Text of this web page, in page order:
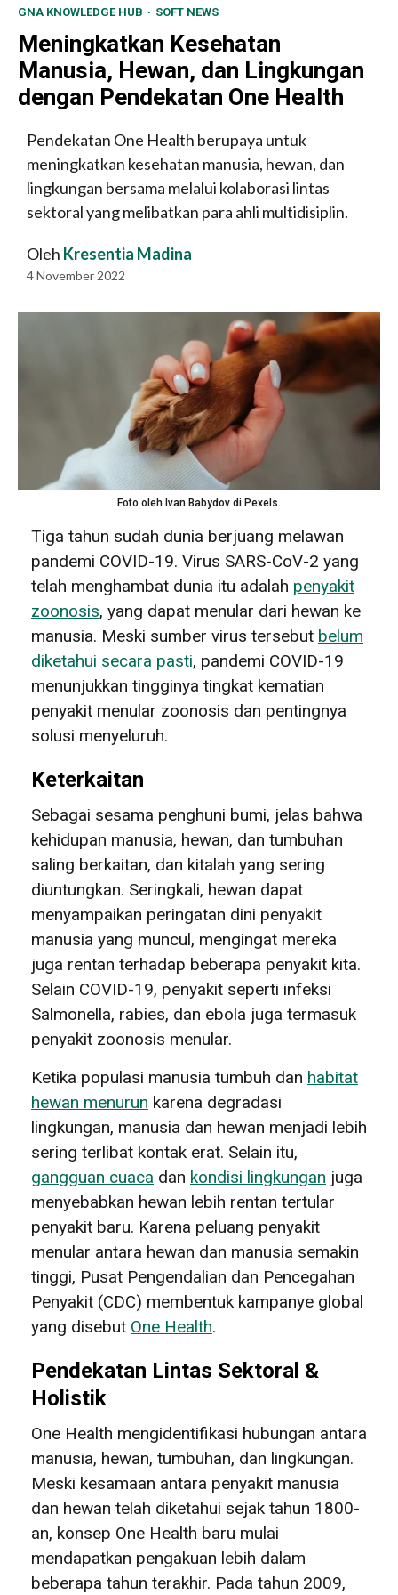
GNA KNOWLEDGE HUB SOFT NEWS
Meningkatkan Kesehatan
Manusia, Hewan, dan Lingkungan
dengan Pendekatan One Health
Pendekatan One Health berupaya untuk
meningkatkan kesehatan manusia, hewan, dan
lingkungan bersama melalui kolaborasi lintas
sektoral yang melibatkan para ahli multidisiplin.
Oleh Kresentia Madina
4 November 2022
Foto oleh Ivan Babydov di Pexels.
Tiga tahun sudah dunia berjuang melawan
pandemi COVID-19. Virus SARS-CoV-2 yang
telah menghambat dunia itu adalah penyakit
zoonosis, yang dapat menular dari hewan ke
manusia. Meski sumber virus tersebut belum
diketahui secara pasti, pandemi COVID-19
menunjukkan tingginya tingkat kematian
penyakit menular zoonosis dan pentingnya
solusi menyeluruh.
Keterkaitan
Sebagai sesama penghuni bumi, jelas bahwa
kehidupan manusia, hewan, dan tumbuhan
saling berkaitan, dan kitalah yang sering
diuntungkan. Seringkali, hewan dapat
menyampaikan peringatan dini penyakit
manusia yang muncul, mengingat mereka
juga rentan terhadap beberapa penyakit kita.
Selain COVID-19, penyakit seperti infeksi
Salmonella, rabies, dan ebola juga termasuk
penyakit zoonosis menular.
Ketika populasi manusia tumbuh dan habitat
hewan menurun karena degradasi
lingkungan, manusia dan hewan menjadi lebih
sering terlibat kontak erat. Selain itu,
gangguan cuaca dan kondisi lingkungan juga
menyebabkan hewan lebih rentan tertular
penyakit baru. Karena peluang penyakit
menular antara hewan dan manusia semakin
tinggi, Pusat Pengendalian dan Pencegahan
Penyakit (CDC) membentuk kampanye global
yang disebut One Health.
Pendekatan Lintas Sektoral &
Holistik
One Health mengidentifikasi hubungan antara
manusia, hewan, tumbuhan, dan lingkungan.
Meski kesamaan antara penyakit manusia
dan hewan telah diketahui sejak tahun 1800-
an, konsep One Health baru mulai
mendapatkan pengakuan lebih dalam
beberapa tahun terakhir. Pada tahun 2009,